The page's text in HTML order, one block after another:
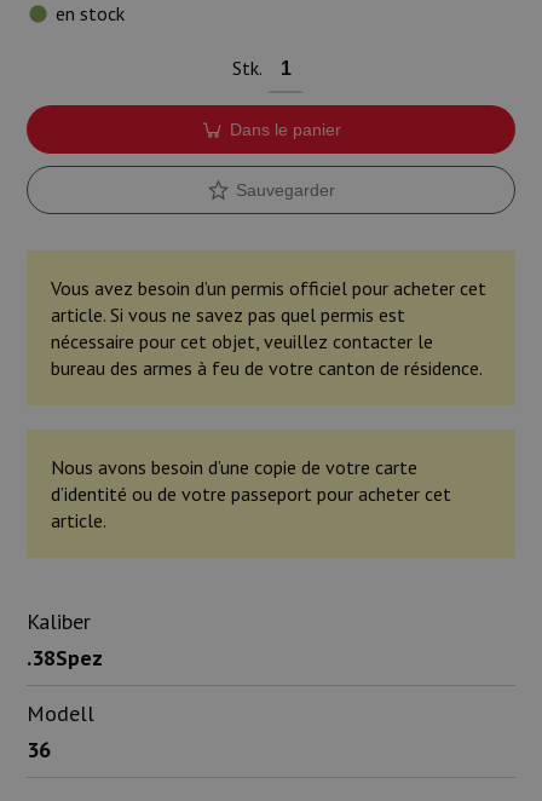
en stock
Stk.
Dans le panier
Sauvegarder
Vous avez besoin d’un permis officiel pour acheter cet
article. Si vous ne savez pas quel permis est
nécessaire pour cet objet, veuillez contacter le
bureau des armes à feu de votre canton de résidence.
Nous avons besoin d’une copie de votre carte
d’identité ou de votre passeport pour acheter cet
article.
Kaliber
.38Spez
Modell
36